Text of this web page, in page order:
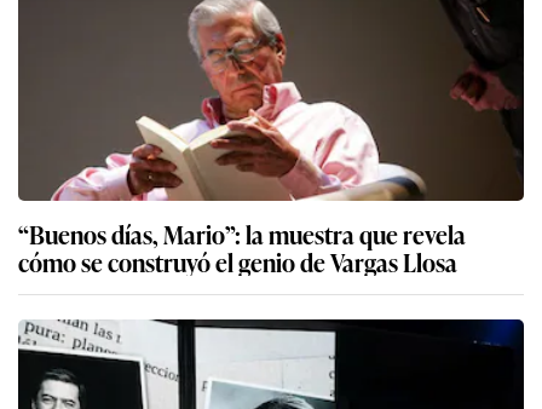
“Buenos días, Mario”: la muestra que revela
cómo se construyó el genio de Vargas Llosa